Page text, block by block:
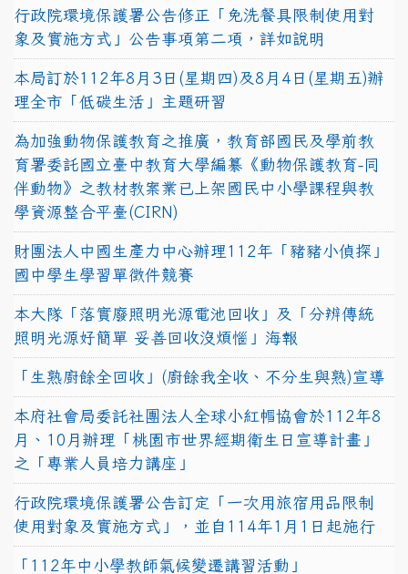
行政院環境保護署公告修正「免洗餐具限制使用對
象及實施方式」公告事項第二項，詳如說明
本局訂於112年8月3日(星期四)及8月4日(星期五)辦
理全市「低碳生活」主題研習
為加強動物保護教育之推廣，教育部國民及學前教
育署委託國立臺中教育大學編纂《動物保護教育-同
伴動物》之教材教案業已上架國民中小學課程與教
學資源整合平臺(CIRN)
財團法人中國生產力中心辦理112年「豬豬小偵探」
國中學生學習單徵件競賽
本大隊「落實廢照明光源電池回收」及「分辨傳統
照明光源好簡單 妥善回收沒煩惱」海報
「生熟廚餘全回收」(廚餘我全收、不分生與熟)宣導
本府社會局委託社團法人全球小紅帽協會於112年8
月、10月辦理「桃園市世界經期衛生日宣導計畫」
之「專業人員培力講座」
行政院環境保護署公告訂定「一次用旅宿用品限制
使用對象及實施方式」，並自114年1月1日起施行
「112年中小學教師氣候變遷講習活動」